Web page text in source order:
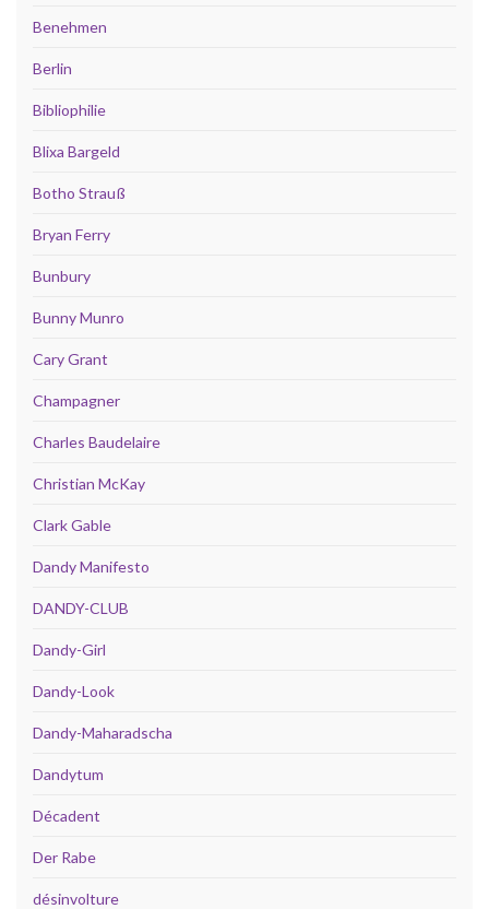
Benehmen
Berlin
Bibliophilie
Blixa Bargeld
Botho Strauß
Bryan Ferry
Bunbury
Bunny Munro
Cary Grant
Champagner
Charles Baudelaire
Christian McKay
Clark Gable
Dandy Manifesto
DANDY-CLUB
Dandy-Girl
Dandy-Look
Dandy-Maharadscha
Dandytum
Décadent
Der Rabe
désinvolture